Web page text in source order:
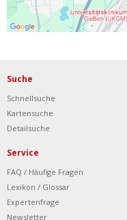
Suche
Schnellsuche
Kartensuche
Detailsuche
Service
FAQ / Häufige Fragen
Lexikon / Glossar
Expertenfrage
Newsletter